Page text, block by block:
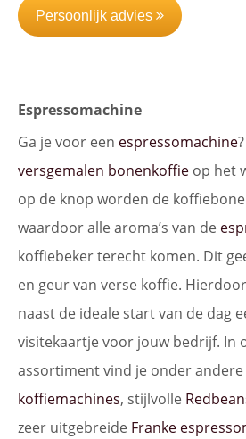
Persoonlijk advies
Espressomachine
Ga je voor een espressomachine
versgemalen bonenkoffie op het
op de knop worden de
waardoor alle aroma’s van de
koffiebeker terecht komen. Dit
en geur van verse koffie.
naast de ideale start van de dag
visitekaartje voor jouw bedrijf. In
assortiment vind je onder
koffiemachines, stijlvolle
zeer uitgebreide Franke